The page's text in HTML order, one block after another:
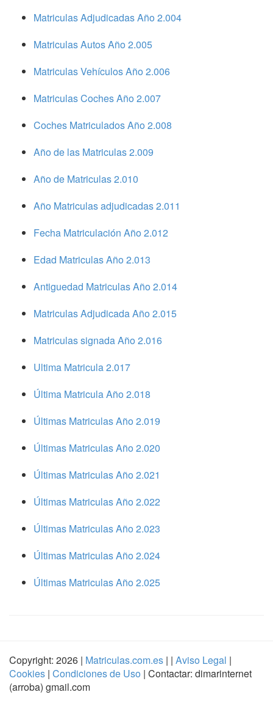
Matriculas Adjudicadas Año 2.004
Matriculas Autos Año 2.005
Matriculas Vehículos Año 2.006
Matriculas Coches Año 2.007
Coches Matriculados Año 2.008
Año de las Matriculas 2.009
Año de Matriculas 2.010
Año Matriculas adjudicadas 2.011
Fecha Matriculación Año 2.012
Edad Matriculas Año 2.013
Antiguedad Matriculas Año 2.014
Matriculas Adjudicada Año 2.015
Matriculas signada Año 2.016
Ultima Matricula 2.017
Última Matricula Año 2.018
Últimas Matriculas Año 2.019
Últimas Matriculas Año 2.020
Últimas Matriculas Año 2.021
Últimas Matriculas Año 2.022
Últimas Matriculas Año 2.023
Últimas Matriculas Año 2.024
Últimas Matriculas Año 2.025
Copyright: 2026 | Matriculas.com.es | | Aviso Legal |
Cookies | Condiciones de Uso | Contactar: dimarinternet
(arroba) gmail.com